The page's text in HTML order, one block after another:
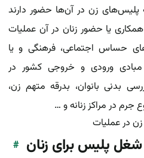
پلیس‌های زن در آن‌ها حضور دارند
یا حضور زنان در آن عملیات
حساس اجتماعی، فرهنگی و یا
مبادی ورودی و خروجی کشور در
بدنی بانوان، بدرقه متهم زن،
جرم در مراکز زنانه و …
پلیس برای زنان #